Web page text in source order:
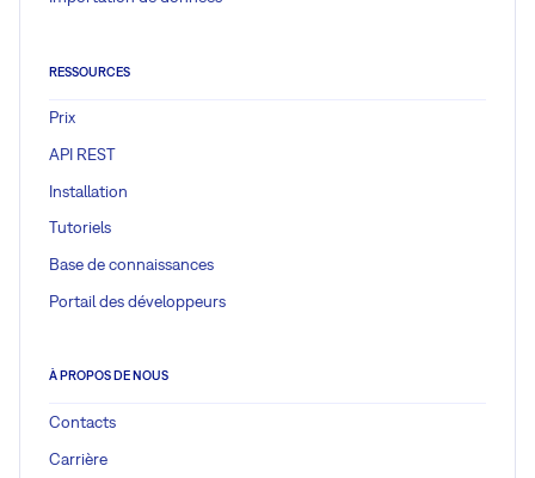
RESSOURCES
Prix
API REST
Installation
Tutoriels
Base de connaissances
Portail des développeurs
À PROPOS DE NOUS
Contacts
Carrière